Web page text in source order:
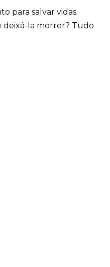
para salvar vidas.
deixá-la morrer? Tudo